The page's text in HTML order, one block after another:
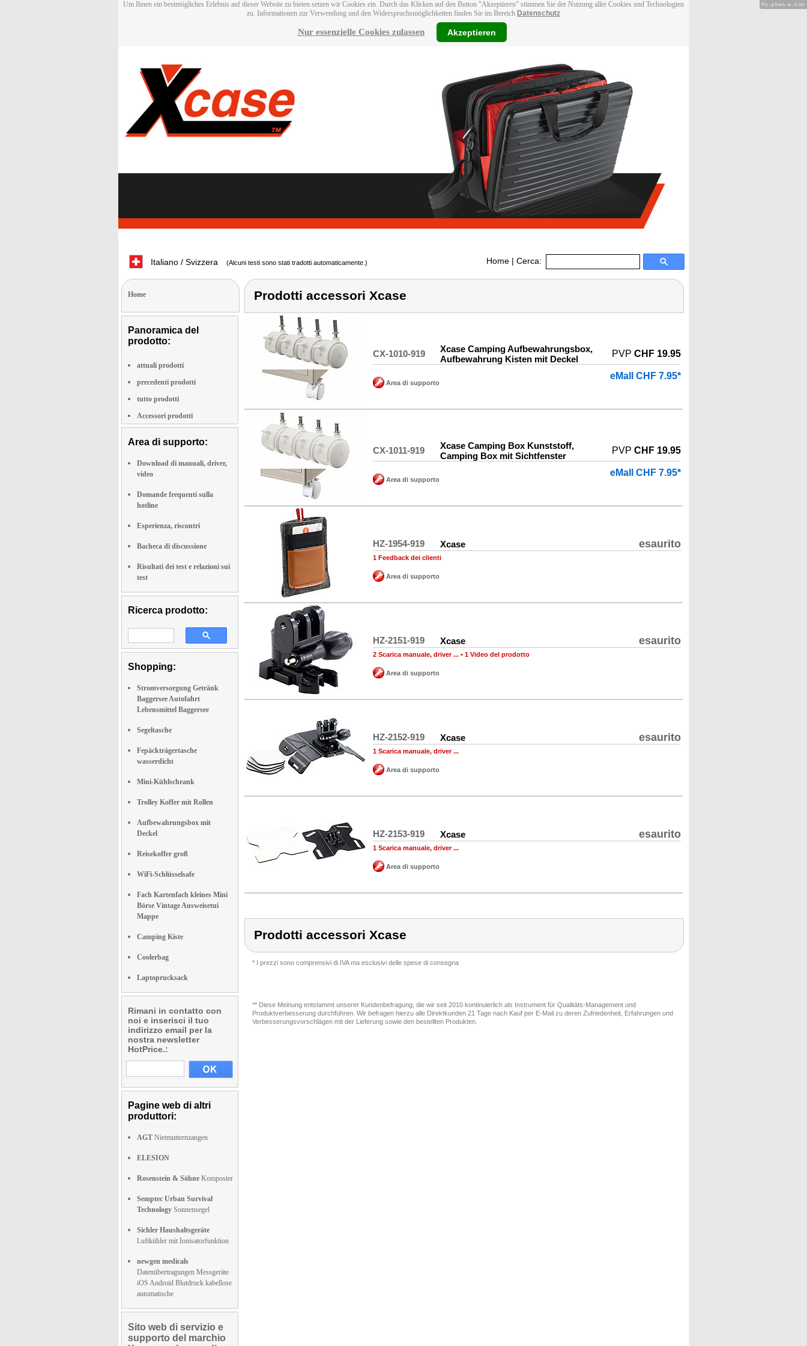
Um Ihnen ein bestmögliches Erlebnis auf dieser Website zu bieten setzen wir Cookies ein. Durch das Klicken auf den Button "Akzeptieren" stimmen Sie der Nutzung aller Cookies und Technologien
zu. Informationen zur Verwendung und den Widerspruchsmöglichkeiten finden Sie im Bereich Datenschutz
Nur essenzielle Cookies zulassen Akzeptieren
Italiano / Svizzera (Alcuni testi sono stati tradotti automaticamente.) Home | Cerca:
Home
Panoramica del
prodotto:
attuali prodotti
precedenti prodotti
tutto prodotti
Accessori prodotti
Area di supporto:
Download di manuali, driver,
video
Domande frequenti sulla
hotline
Esperienza, riscontri
Bacheca di discussione
Risultati dei test e relazioni sui
test
Ricerca prodotto:
Shopping:
Stromversorgung Getränk
Baggersee Autofahrt
Lebensmittel Baggersee
Segeltasche
Fepäckträgertasche
wasserdicht
Mini-Kühlschrank
Trolley Koffer mit Rollen
Aufbewahrungsbox mit
Deckel
Reisekoffer groß
WiFi-Schlüsselsafe
Fach Kartenfach kleines Mini
Börse Vintage Ausweisetui
Mappe
Camping Kiste
Coolerbag
Laptoprucksack
Rimani in contatto con
noi e inserisci il tuo
indirizzo email per la
nostra newsletter
HotPrice.:
Pagine web di altri
produttori:
AGT Nietmutternzangen
ELESION
Rosenstein & Söhne Komposter
Semptec Urban Survival
Technology Sonnensegel
Sichler Haushaltsgeräte
Luftkühler mit Ionisatorfunktion
newgen medicals
Datenübertragungen Messgeräte
iOS Android Blutdruck kabellose
automatische
Sito web di servizio e
supporto del marchio
Prodotti accessori Xcase
CX-1010-919
Xcase Camping Aufbewahrungsbox,
Aufbewahrung Kisten mit Deckel
PVP CHF 19.95
Area di supporto
eMall CHF 7.95*
CX-1011-919
Xcase Camping Box Kunststoff,
Camping Box mit Sichtfenster
PVP CHF 19.95
Area di supporto
eMall CHF 7.95*
HZ-1954-919 Xcase esaurito
1 Feedback dei clienti
Area di supporto
HZ-2151-919 Xcase esaurito
2 Scarica manuale, driver ... • 1 Video del prodotto
Area di supporto
HZ-2152-919 Xcase esaurito
1 Scarica manuale, driver ...
Area di supporto
HZ-2153-919 Xcase esaurito
1 Scarica manuale, driver ...
Area di supporto
Prodotti accessori Xcase
* I prezzi sono comprensivi di IVA ma esclusivi delle spese di consegna
** Diese Meinung entstammt unserer Kundenbefragung, die wir seit 2010 kontinuierlich als Instrument für Qualitäts-Management und
Produktverbesserung durchführen. Wir befragen hierzu alle Direktkunden 21 Tage nach Kauf per E-Mail zu deren Zufriedenheit, Erfahrungen und
Verbesserungsvorschlägen mit der Lieferung sowie den bestellten Produkten.
Hy-phen-a-tion